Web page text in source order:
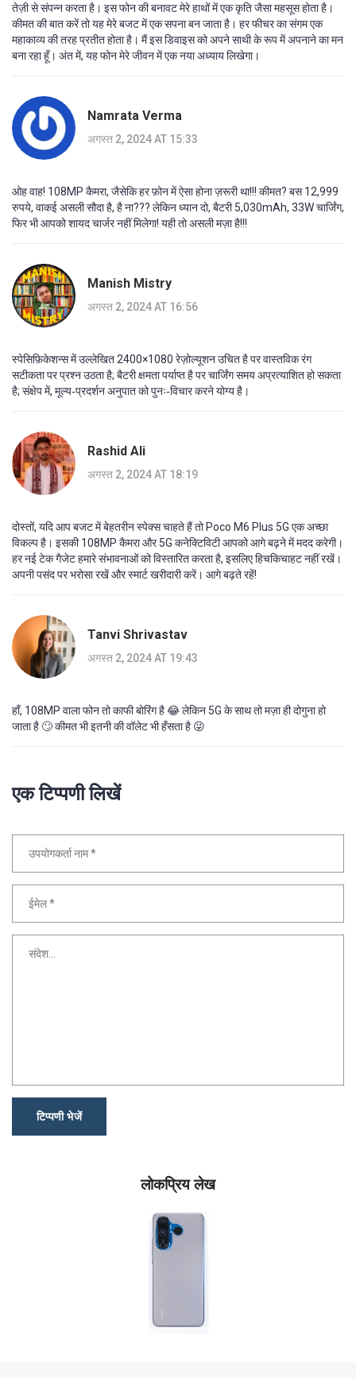
तेज़ी से संपन्न करता है। इस फोन की बनावट मेरे हाथों में एक कृति जैसा महसूस होता है।
कीमत की बात करें तो यह मेरे बजट में एक सपना बन जाता है। हर फीचर का संगम एक
महाकाव्य की तरह प्रतीत होता है। मैं इस डिवाइस को अपने साथी के रूप में अपनाने का मन
बना रहा हूँ। अंत में, यह फोन मेरे जीवन में एक नया अध्याय लिखेगा।
Namrata Verma
अगस्त 2, 2024 AT 15:33
ओह वाह! 108MP कैमरा, जैसेकि हर फ़ोन में ऐसा होना ज़रूरी था!!! कीमत? बस 12,999
रुपये, वाकई असली सौदा है, है ना??? लेकिन ध्यान दो, बैटरी 5,030mAh, 33W चार्जिंग,
फिर भी आपको शायद चार्जर नहीं मिलेगा! यही तो असली मज़ा है!!!
Manish Mistry
अगस्त 2, 2024 AT 16:56
स्पेसिफ़िकेशन्स में उल्लेखित 2400×1080 रेज़ोल्यूशन उचित है पर वास्तविक रंग
सटीकता पर प्रश्न उठता है; बैटरी क्षमता पर्याप्त है पर चार्जिंग समय अप्रत्याशित हो सकता
है; संक्षेप में, मूल्य‑प्रदर्शन अनुपात को पुनः‑विचार करने योग्य है।
Rashid Ali
अगस्त 2, 2024 AT 18:19
दोस्तों, यदि आप बजट में बेहतरीन स्पेक्स चाहते हैं तो Poco M6 Plus 5G एक अच्छा
विकल्प है। इसकी 108MP कैमरा और 5G कनेक्टिविटी आपको आगे बढ़ने में मदद करेगी।
हर नई टेक गैजेट हमारे संभावनाओं को विस्तारित करता है, इसलिए हिचकिचाहट नहीं रखें।
अपनी पसंद पर भरोसा रखें और स्मार्ट खरीदारी करें। आगे बढ़ते रहें!
Tanvi Shrivastav
अगस्त 2, 2024 AT 19:43
हाँ, 108MP वाला फोन तो काफी बोरिंग है 😂 लेकिन 5G के साथ तो मज़ा ही दोगुना हो
जाता है 🙄 कीमत भी इतनी की वॉलेट भी हँसता है 😜
एक टिप्पणी लिखें
टिप्पणी भेजें
लोकप्रिय लेख